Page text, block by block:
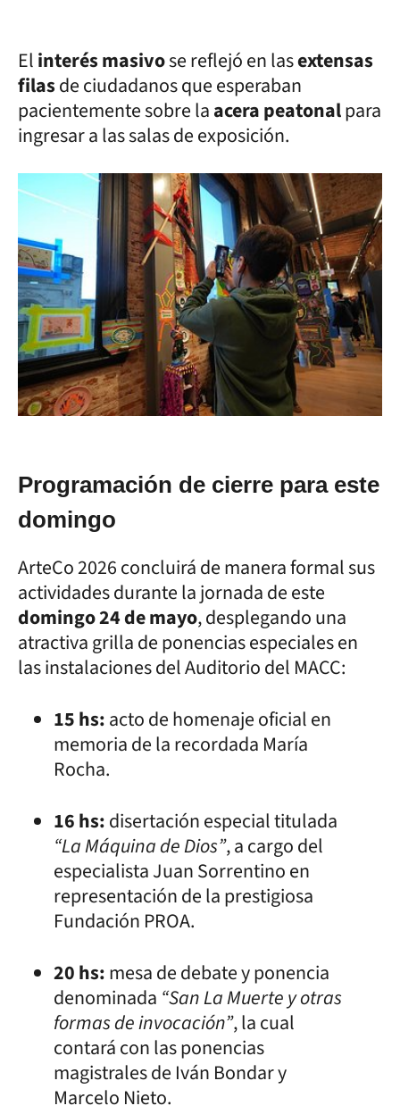
Elinterés masivose reflejó en lasextensas
filasde ciudadanos que esperaban
pacientemente sobre laacera peatonalpara
ingresar a las salas de exposición.
Programación de cierre para este
domingo
ArteCo 2026 concluirá de manera formal sus
actividades durante la jornada de este
domingo 24 de mayo, desplegando una
atractiva grilla de ponencias especiales en
las instalaciones del Auditorio del MACC:
15 hs:acto de homenaje oficial en
memoria de la recordada María
Rocha.
16 hs:disertación especial titulada
“La Máquina de Dios”, a cargo del
especialista Juan Sorrentino en
representación de la prestigiosa
Fundación PROA.
20 hs:mesa de debate y ponencia
denominada “San La Muerte y otras
formas de invocación”, la cual
contará con las ponencias
magistrales de Iván Bondar y
Marcelo Nieto.